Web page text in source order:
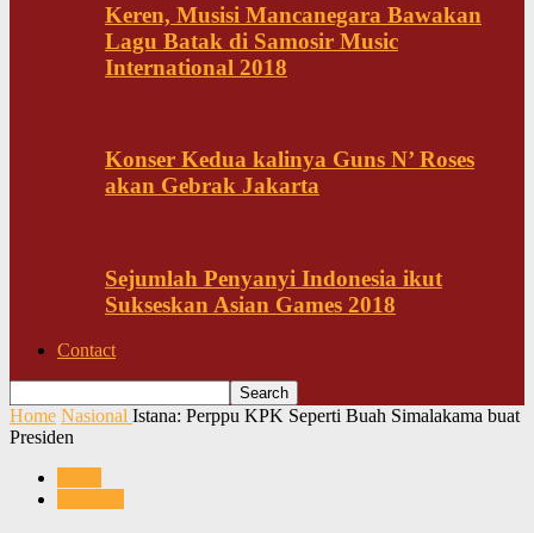
Keren, Musisi Mancanegara Bawakan
Lagu Batak di Samosir Music
International 2018
Konser Kedua kalinya Guns N’ Roses
akan Gebrak Jakarta
Sejumlah Penyanyi Indonesia ikut
Sukseskan Asian Games 2018
Contact
Home Nasional Istana: Perppu KPK Seperti Buah Simalakama buat
Presiden